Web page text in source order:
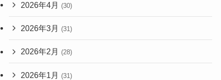
2026年4月 (30)
2026年3月 (31)
2026年2月 (28)
2026年1月 (31)